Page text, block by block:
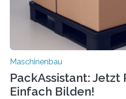
Maschinenbau
PackAssistant: Jetzt
Einfach Bilden!